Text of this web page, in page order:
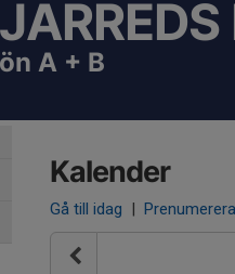
A + B
Kalender
Gå till idag | Prenumerera